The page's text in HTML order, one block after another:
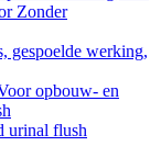
Zonder
gespoelde werking,
opbouw- en
urinal flush